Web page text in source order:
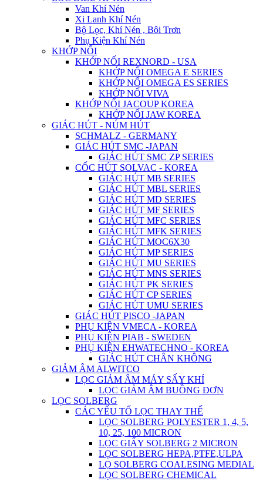
Van Khí Nén
Xi Lanh Khí Nén
Bộ Lọc, Khí Nén , Bôi Trơn
Phụ Kiện Khí Nén
KHỚP NỐI
KHỚP NỐI REXNORD - USA
KHỚP NỐI OMEGA E SERIES
KHỚP NỐI OMEGA ES SERIES
KHỚP NỐI VIVA
KHỚP NỐI JACOUP KOREA
KHỚP NỐI JAW KOREA
GIÁC HÚT - NÚM HÚT
SCHMALZ - GERMANY
GIÁC HÚT SMC -JAPAN
GIÁC HÚT SMC ZP SERIES
CỐC HÚT SOLVAC - KOREA
GIÁC HÚT MB SERIES
GIÁC HÚT MBL SERIES
GIÁC HÚT MD SERIES
GIÁC HÚT MF SERIES
GIÁC HÚT MFC SERIES
GIÁC HÚT MFK SERIES
GIÁC HÚT MOC6X30
GIÁC HÚT MP SERIES
GIÁC HÚT MU SERIES
GIÁC HÚT MNS SERIES
GIÁC HÚT PK SERIES
GIÁC HÚT CP SERIES
GIÁC HÚT UMU SERIES
GIÁC HÚT PISCO -JAPAN
PHỤ KIỆN VMECA - KOREA
PHỤ KIỆN PIAB - SWEDEN
PHỤ KIỆN EHWATECHNO - KOREA
GIÁC HÚT CHÂN KHÔNG
GIẢM ÂM ALWITCO
LỌC GIẢM ÂM MÁY SẤY KHÍ
LỌC GIẢM ÂM BUỒNG ĐƠN
LỌC SOLBERG
CÁC YẾU TỐ LỌC THAY THẾ
LỌC SOLBERG POLYESTER 1, 4, 5,
10, 25, 100 MICRON
LỌC GIẤY SOLBERG 2 MICRON
LỌC SOLBERG HEPA,PTFE,ULPA
LỌ SOLBERG COALESING MEDIAL
LỌC SOLBERG CHEMICAL